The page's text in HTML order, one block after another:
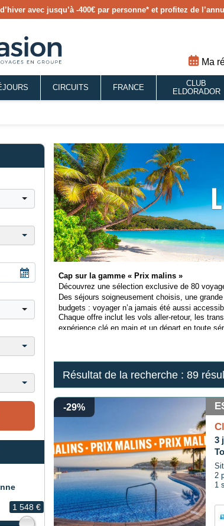
avec jusqu’à -400€ par personne* et profitez de
Ma
CIRCUITS FRANCE
CLUB
ELDORADOR
1 548 €
Cap sur la gamme « Prix malins »
Découvrez une sélection exclusive de 80
Des séjours soigneusement choisis, une
budgets : voyager n’a jamais été aussi
Chaque offre inclut les vols aller-retour, les
expérience clé en main et un départ en toute
Résultat de la recherche : 89
-29%
3
2
1